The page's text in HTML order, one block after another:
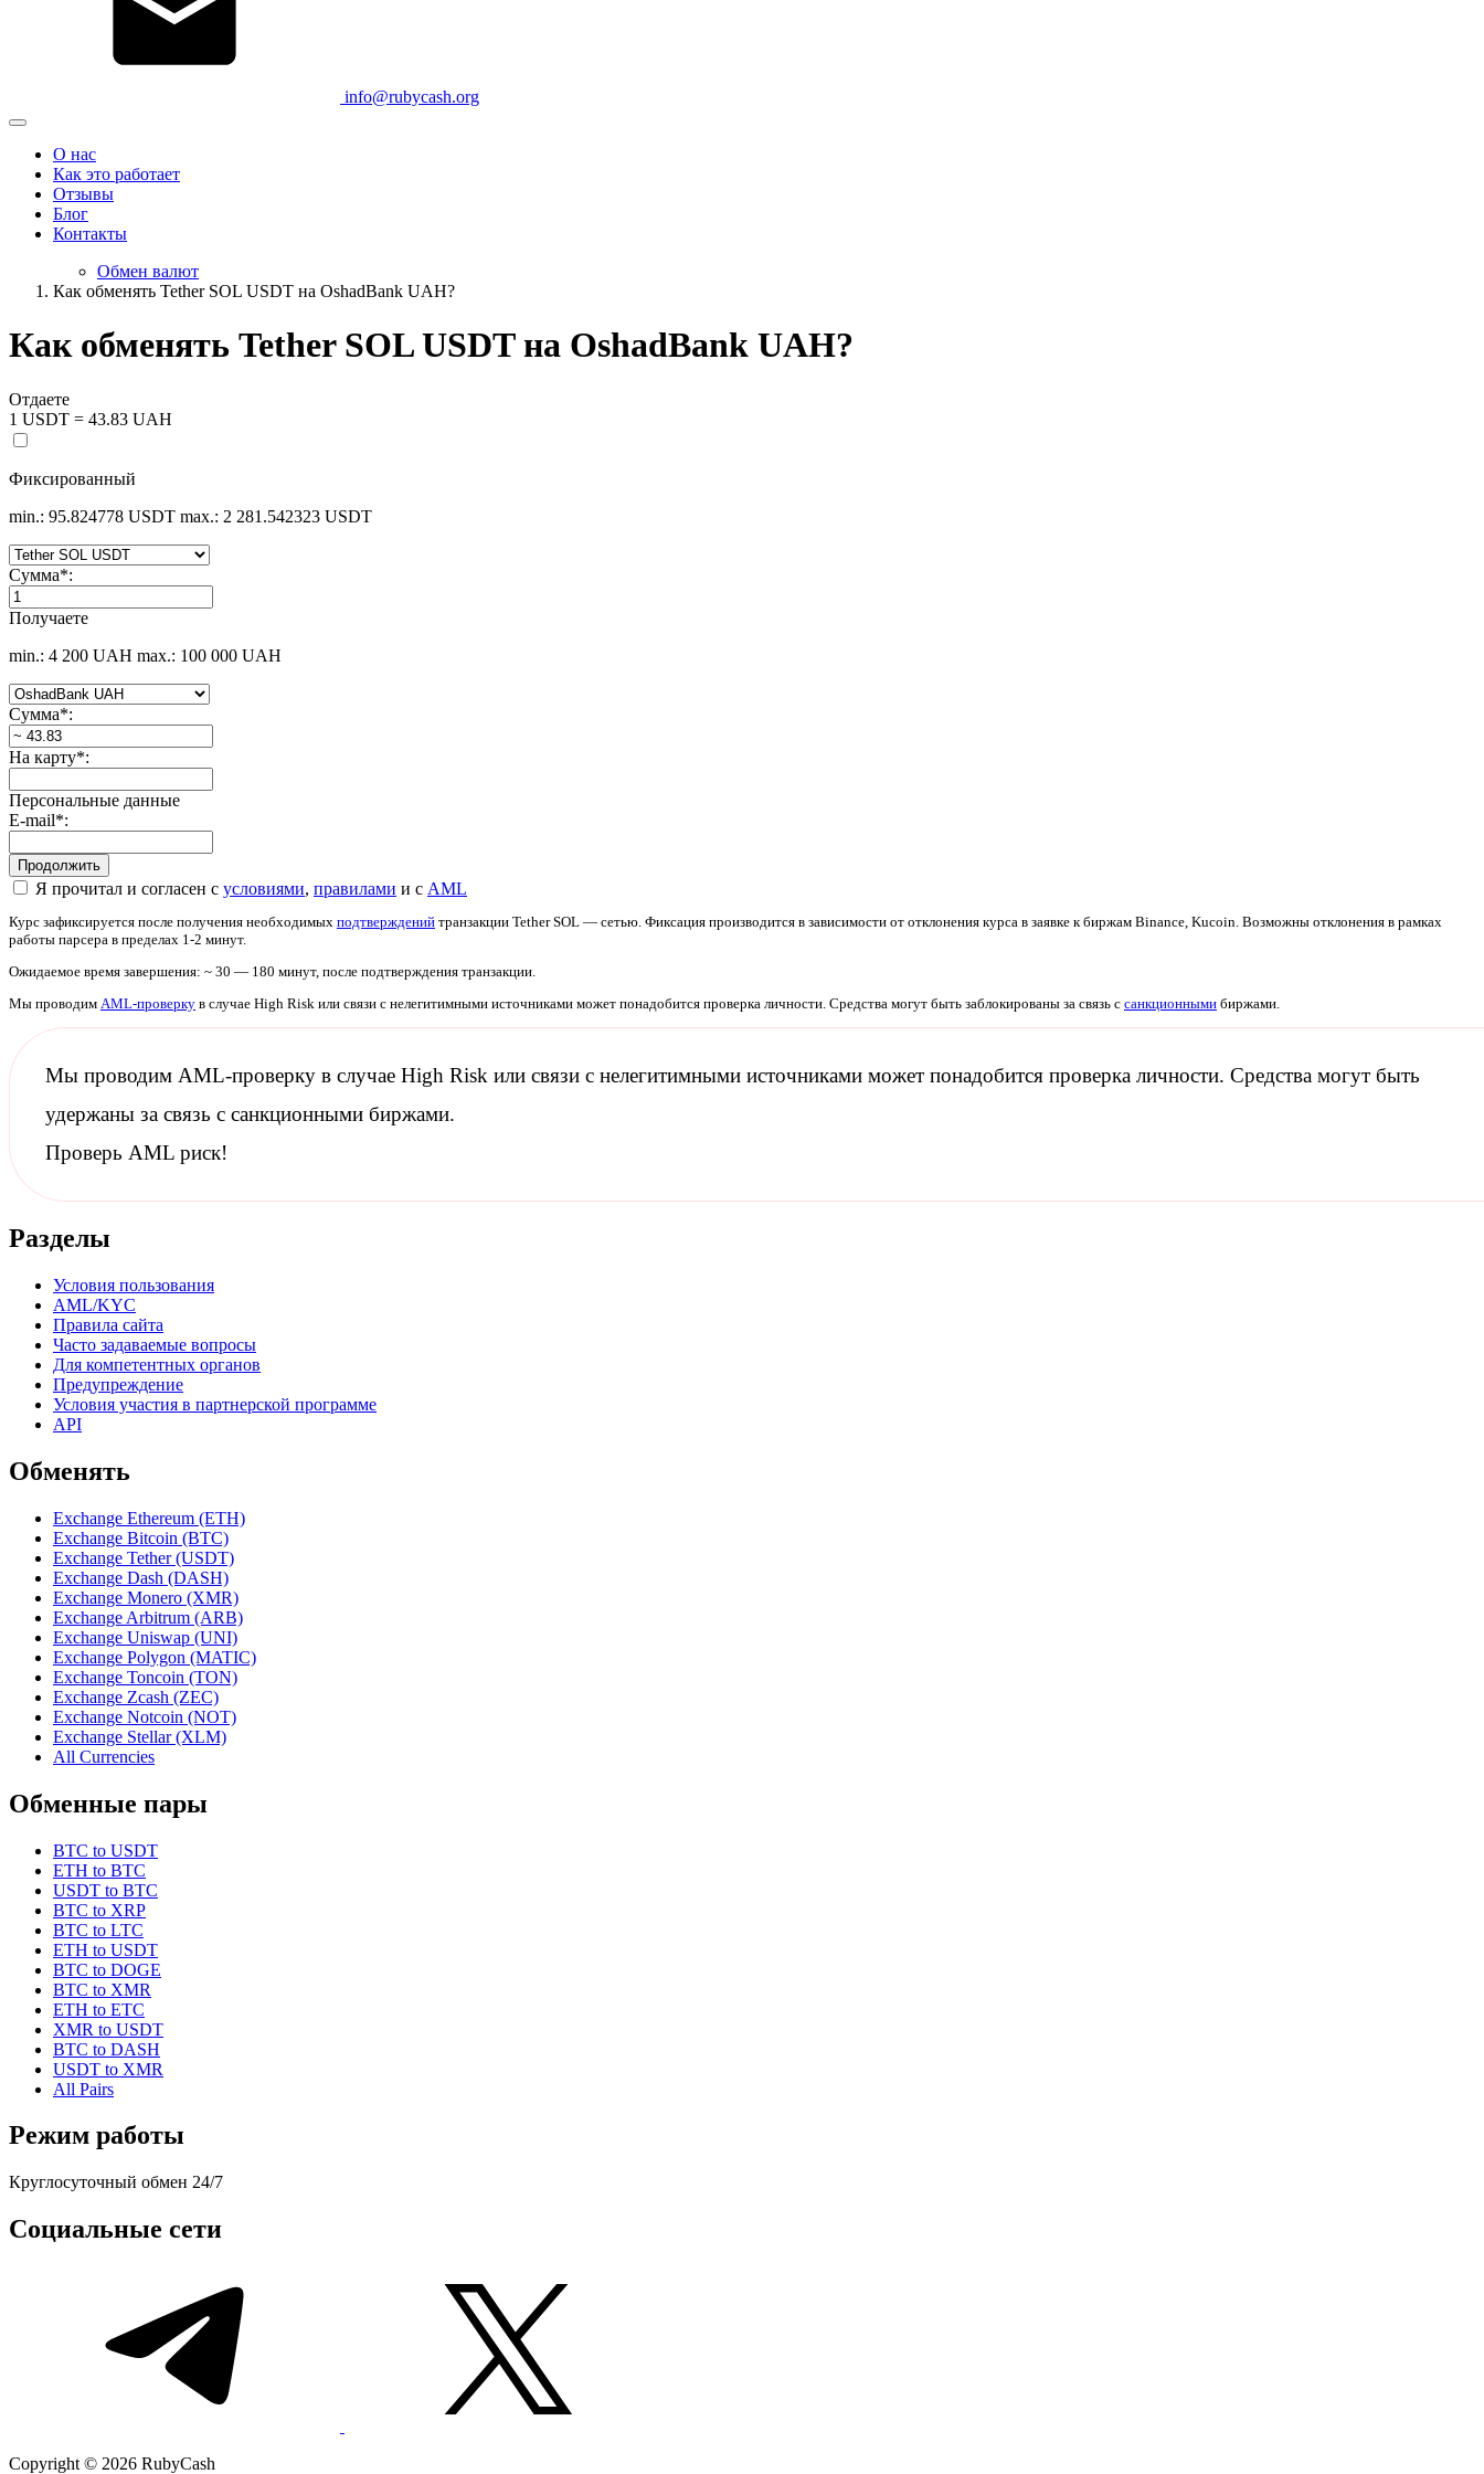
info@rubycash.org
О нас
Как это работает
Отзывы
Блог
Контакты
Обмен валют
Как обменять Tether SOL USDT на OshadBank UAH?
Как обменять Tether SOL USDT на OshadBank UAH?
Отдаете
1 USDT = 43.83 UAH
Фиксированный
min.: 95.824778 USDT max.: 2 281.542323 USDT
Сумма*:
Получаете
min.: 4 200 UAH max.: 100 000 UAH
Сумма*:
На карту*:
Персональные данные
E-mail*:
Я прочитал и согласен с условиями, правилами и с AML
Курс зафиксируется после получения необходимых подтверждений транзакции Tether SOL — сетью. Фиксация производится в зависимости от отклонения курса в заявке к биржам Binance, Kucoin. Возможны отклонения в рамках
работы парсера в пределах 1-2 минут.
Ожидаемое время завершения: ~ 30 — 180 минут, после подтверждения транзакции.
Мы проводим AML-проверку в случае High Risk или связи с нелегитимными источниками может понадобится проверка личности. Средства могут быть заблокированы за связь с санкционными биржами.
Мы проводим AML-проверку в случае High Risk или связи с нелегитимными источниками может понадобится проверка личности. Средства могут быть
удержаны за связь с санкционными биржами.
Проверь AML риск!
Разделы
Условия пользования
AML/KYC
Правила сайта
Часто задаваемые вопросы
Для компетентных органов
Предупреждение
Условия участия в партнерской программе
API
Обменять
Exchange Ethereum (ETH)
Exchange Bitcoin (BTC)
Exchange Tether (USDT)
Exchange Dash (DASH)
Exchange Monero (XMR)
Exchange Arbitrum (ARB)
Exchange Uniswap (UNI)
Exchange Polygon (MATIC)
Exchange Toncoin (TON)
Exchange Zcash (ZEC)
Exchange Notcoin (NOT)
Exchange Stellar (XLM)
All Currencies
Обменные пары
BTC to USDT
ETH to BTC
USDT to BTC
BTC to XRP
BTC to LTC
ETH to USDT
BTC to DOGE
BTC to XMR
ETH to ETC
XMR to USDT
BTC to DASH
USDT to XMR
All Pairs
Режим работы
Круглосуточный обмен 24/7
Социальные сети
Copyright © 2026 RubyCash